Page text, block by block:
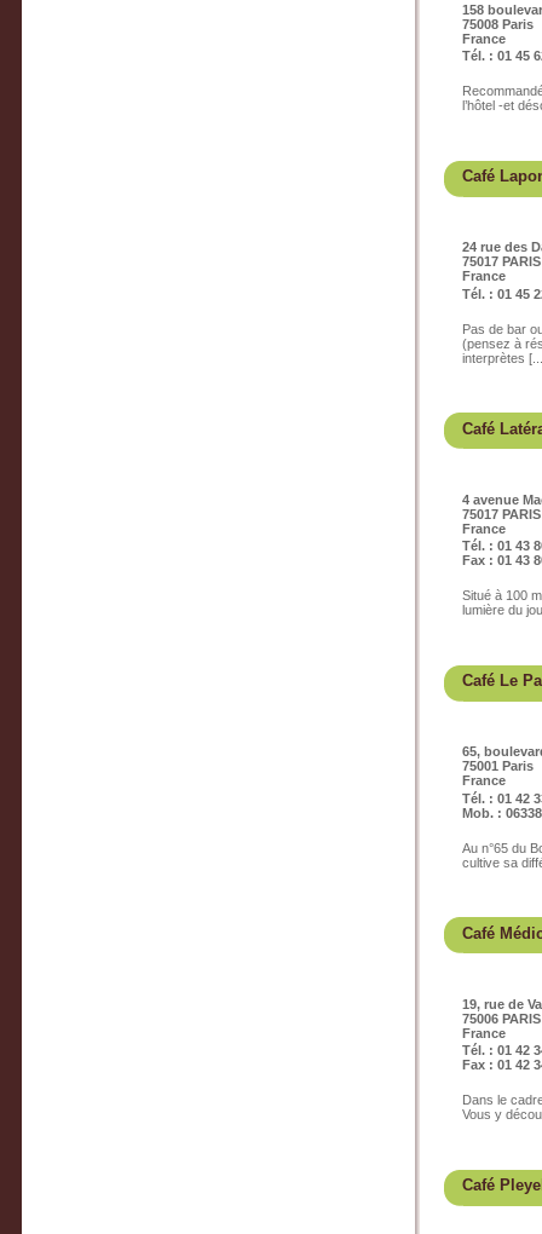
158
75008 Paris
France
Tél. : 01 45
l’hôtel -et
Café
24 rue des
75017 PARIS
France
Tél. : 01 45
Pas de bar
(pensez à
interprètes
Café
4 avenue
75017 PARIS
France
Tél. : 01 43
Fax : 01 43
Situé à 100
lumière du
Café Le
65,
75001 Paris
France
Tél. : 01 42
Mob. :
Au n°65 du
cultive sa
Café
19, rue de
75006 PARIS
France
Tél. : 01 42
Fax : 01 42
Dans le
Vous y
Café